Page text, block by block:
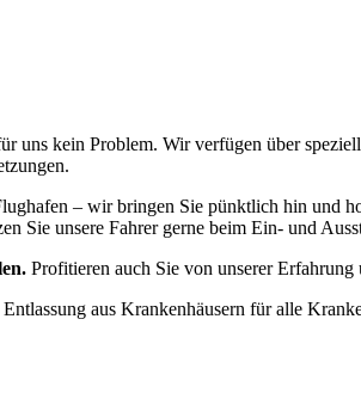
uns kein Problem. Wir verfügen über
– wir bringen Sie pünktlich hin und
Sie unsere Fahrer gerne beim Ein- und
Profitieren auch Sie von unserer
aus Krankenhäusern für alle